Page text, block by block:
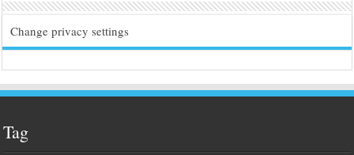
Change privacy settings
Tag